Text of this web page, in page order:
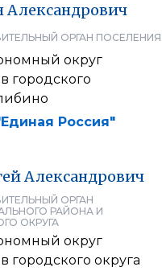
Александрович
ОРГАН ПОСЕЛЕНИЯ
округ
городского
Россия"
Александрович
ОРГАН
РАЙОНА И
ОКРУГА
округ
городского округа